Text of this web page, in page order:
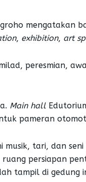
mengatakan
, exhibition, art s
peresmian,
Main hall
pameran
musik, tari, dan
persiapan
tampil di gedung